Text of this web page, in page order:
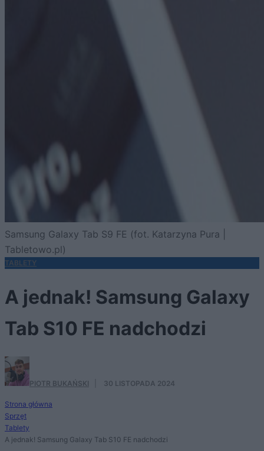
Samsung Galaxy Tab S9 FE (fot. Katarzyna Pura |
Tabletowo.pl)
TABLETY
A jednak! Samsung Galaxy
Tab S10 FE nadchodzi
PIOTR BUKAŃSKI 30 LISTOPADA 2024
Strona główna
Sprzęt
Tablety
A jednak! Samsung Galaxy Tab S10 FE nadchodzi